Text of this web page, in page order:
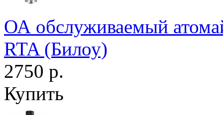
ОА обслуживаемый
RTA (Билоу)
2750 р.
Купить